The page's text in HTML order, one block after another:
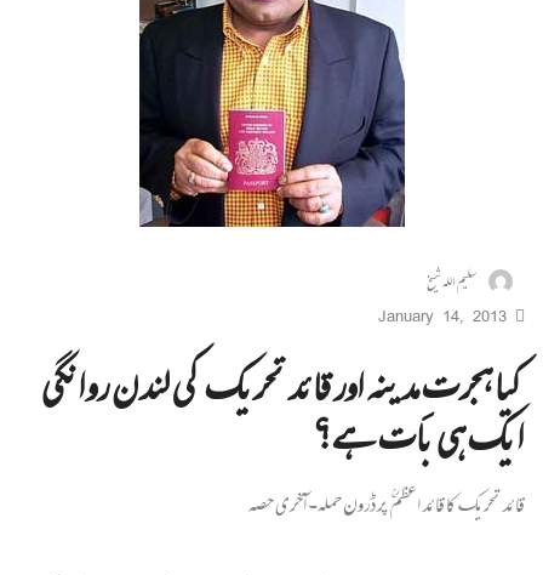
سلیم اللہ شیخ
January 14, 2013
کیا ہجرتِ مدینہ اور قائد تحریک کی لندن روانگی
ایک ہی بات ہے؟
قائد تحریک کا قائد اعظمؒ پر ڈرون حملہ۔ آخری حصہ